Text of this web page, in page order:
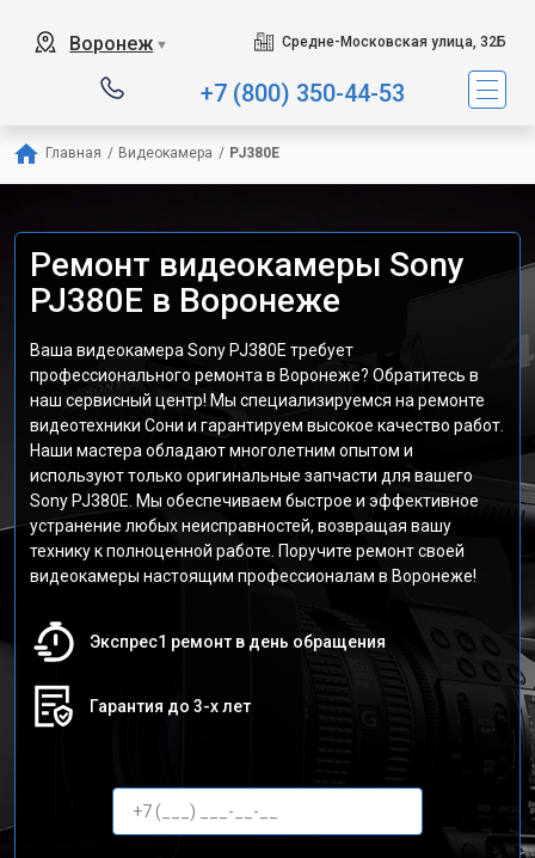
Воронеж ▼ Средне-Московская улица, 32Б
+7 (800) 350-44-53
Главная / Видеокамера / PJ380E
Ремонт видеокамеры Sony
PJ380E в Воронеже
Ваша видеокамера Sony PJ380E требует
профессионального ремонта в Воронеже? Обратитесь в
наш сервисный центр! Мы специализируемся на ремонте
видеотехники Сони и гарантируем высокое качество работ.
Наши мастера обладают многолетним опытом и
используют только оригинальные запчасти для вашего
Sony PJ380E. Мы обеспечиваем быстрое и эффективное
устранение любых неисправностей, возвращая вашу
технику к полноценной работе. Поручите ремонт своей
видеокамеры настоящим профессионалам в Воронеже!
Экспрес1 ремонт в день обращения
Гарантия до 3-х лет